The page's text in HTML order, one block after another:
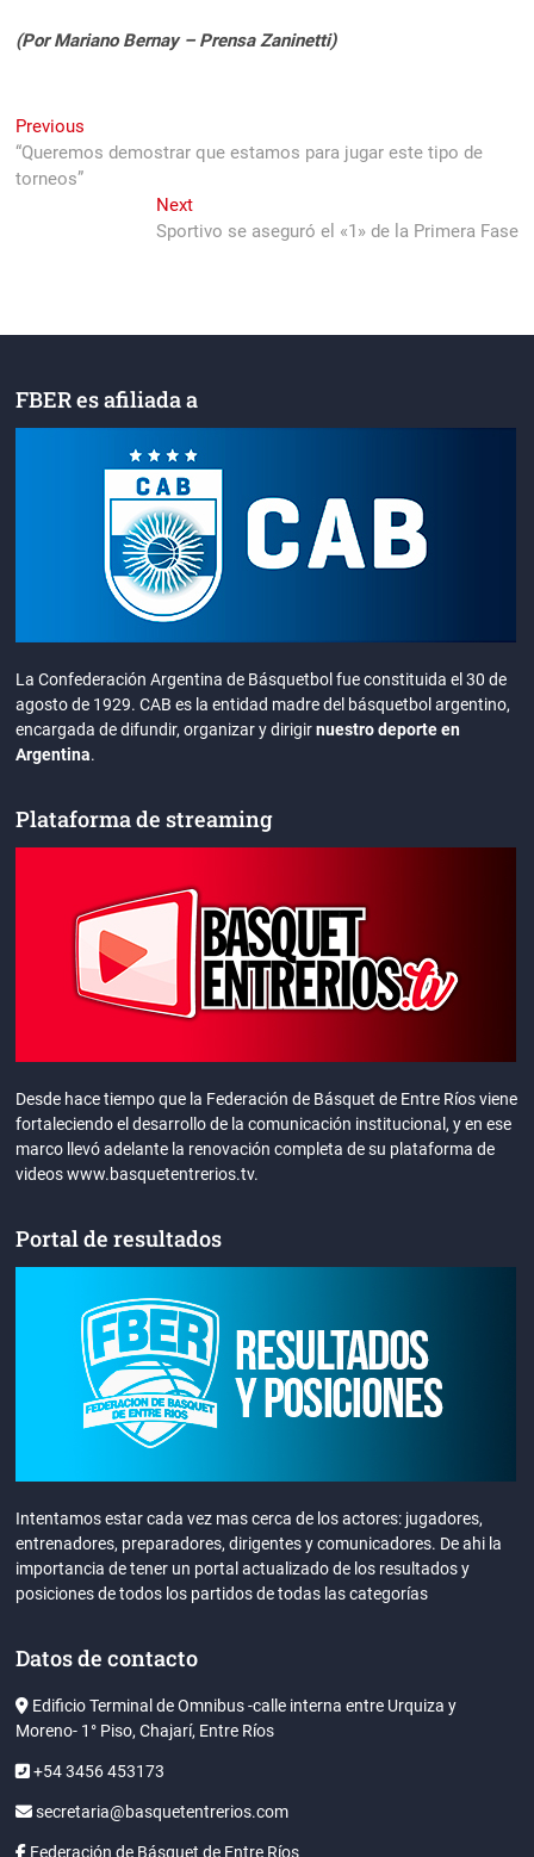
(Por Mariano Bernay – Prensa Zaninetti)
Navegación
de
Previous
post:
“Queremos demostrar que estamos para jugar este tipo de
torneos”
NextNext
post:
Sportivo se aseguró el «1» de la Primera Fase
FBER es afiliada a
La Confederación Argentina de Básquetbol fue constituida el 30 de
agosto de 1929. CAB es la entidad madre del básquetbol argentino,
encargada de difundir, organizar y dirigirnuestro deporte en
Argentina.
Plataforma de streaming
Desde hace tiempo que la Federación de Básquet de Entre Ríos viene
fortaleciendo el desarrollo de la comunicación institucional, y en ese
marco llevó adelante la renovación completa de su plataforma de
videos www.basquetentrerios.tv.
Portal de resultados
Intentamos estar cada vez mas cerca de los actores: jugadores,
entrenadores, preparadores, dirigentes y comunicadores. De ahi la
importancia de tener un portal actualizado de los resultados y
posiciones de todos los partidos de todas las categorías
Datos de contacto
Edificio Terminal de Omnibus -calle interna entre Urquiza y
Moreno- 1° Piso, Chajarí, Entre Ríos
+54 3456 453173
secretaria@basquetentrerios.com
Federación de Básquet de Entre Ríos